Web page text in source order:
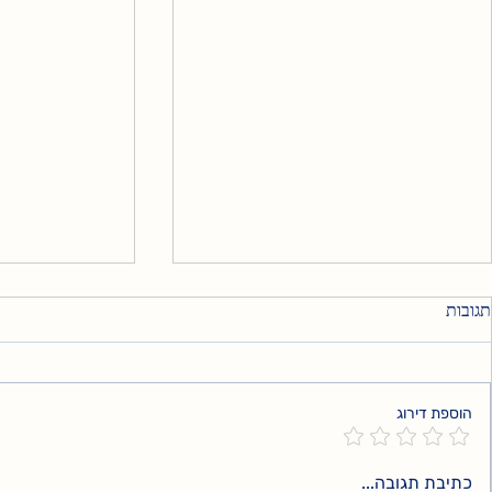
אני עדיין שם
תגובות
הוספת דירוג
כתיבת תגובה...